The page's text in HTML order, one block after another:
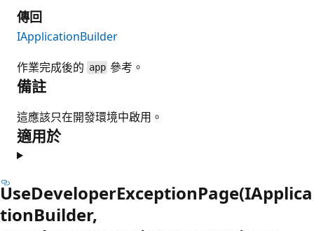
傳回
IApplicationBuilder
作業完成後的 app 參考。
備註
這應該只在開發環境中啟用。
適用於
UseDeveloperExceptionPage(IApplica
tionBuilder,